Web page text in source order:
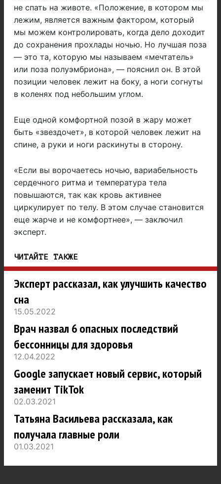
не спать на животе. «Положение, в котором мы
лежим, является важным фактором, который
мы можем контролировать, когда дело доходит
до сохранения прохлады ночью. Но лучшая поза
— это та, которую мы называем «мечтатель»
или поза полуэмбриона», — пояснил он. В этой
позиции человек лежит на боку, а ноги согнуты
в коленях под небольшим углом.
Еще одной комфортной позой в жару может
быть «звездочет», в которой человек лежит на
спине, а руки и ноги раскинуты в сторону.
«Если вы ворочаетесь ночью, вариабельность
сердечного ритма и температура тела
повышаются, так как кровь активнее
циркулирует по телу. В этом случае становится
еще жарче и не комфортнее», — заключил
эксперт.
ЧИТАЙТЕ ТАКЖЕ
Эксперт рассказал, как улучшить качество
сна
15.05.2022
Врач назвал 6 опасных последствий
бессонницы для здоровья
12.04.2022
Google запускает новый сервис, который
заменит TikTok
02.03.2021
Татьяна Васильева рассказала, как
получала главные роли
01.03.2021